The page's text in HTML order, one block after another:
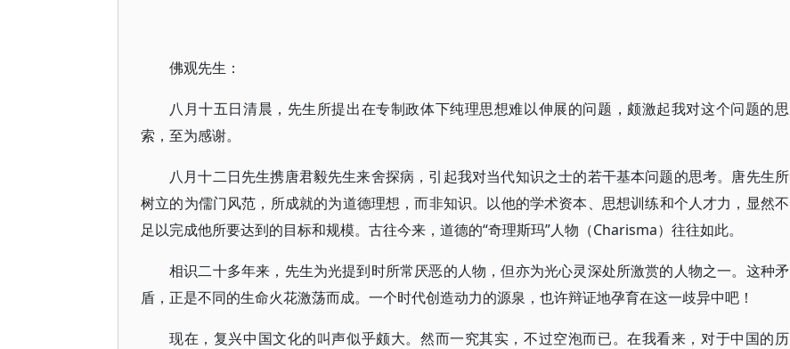
佛观先生：
八月十五日清晨，先生所提出在专制政体下纯理思想难以伸展的问题，颇激起我对这个问题的思
索，至为感谢。
八月十二日先生携唐君毅先生来舍探病，引起我对当代知识之士的若干基本问题的思考。唐先生所
树立的为儒门风范，所成就的为道德理想，而非知识。以他的学术资本、思想训练和个人才力，显然不
足以完成他所要达到的目标和规模。古往今来，道德的“奇理斯玛”人物（Charisma）往往如此。
相识二十多年来，先生为光提到时所常厌恶的人物，但亦为光心灵深处所激赏的人物之一。这种矛
盾，正是不同的生命火花激荡而成。一个时代创造动力的源泉，也许辩证地孕育在这一歧异中吧！
现在，复兴中国文化的叫声似乎颇大。然而一究其实，不过空泡而已。在我看来，对于中国的历